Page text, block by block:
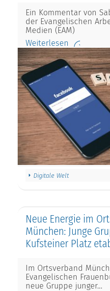
Ein Kommentar von
der Evangelischen
Medien (EAM)
Weiterlesen
Digitale Welt
Neue Energie im
München: Junge
Kufsteiner Platz
Im Ortsverband
Evangelischen
neue Gruppe junger…